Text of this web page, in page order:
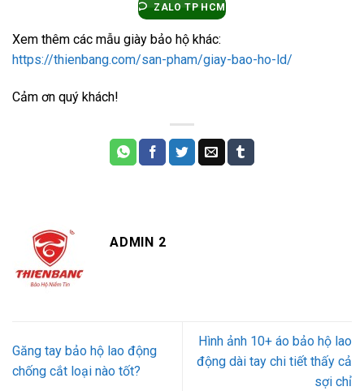
ZALO TP HCM
Xem thêm các mẫu giày bảo hộ khác:
https://thienbang.com/san-pham/giay-bao-ho-ld/
Cảm ơn quý khách!
ADMIN 2
Găng tay bảo hộ lao động
chống cắt loại nào tốt?
Hình ảnh 10+ áo bảo hộ lao
động dài tay chi tiết thấy cả
sợi chỉ